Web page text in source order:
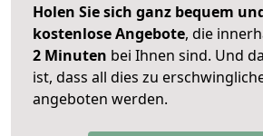
Holen Sie sich ganz bequem
kostenlose Angebote, die
2 Minuten bei Ihnen sind. Und
ist, dass all dies zu
angeboten werden.